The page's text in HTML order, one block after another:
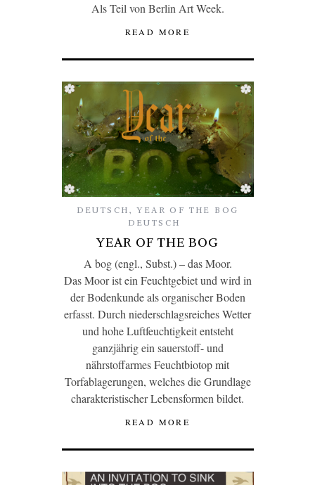
Als Teil von Berlin Art Week.
READ MORE
DEUTSCH ,YEAR OF THE BOG
DEUTSCH
YEAR OF THE BOG
A bog (engl., Subst.) – das Moor.
Das Moor ist ein Feuchtgebiet und wird in
der Bodenkunde als organischer Boden
erfasst. Durch niederschlagsreiches Wetter
und hohe Luftfeuchtigkeit entsteht
ganzjährig ein sauerstoff- und
nährstoffarmes Feuchtbiotop mit
Torfablagerungen, welches die Grundlage
charakteristischer Lebensformen bildet.
READ MORE